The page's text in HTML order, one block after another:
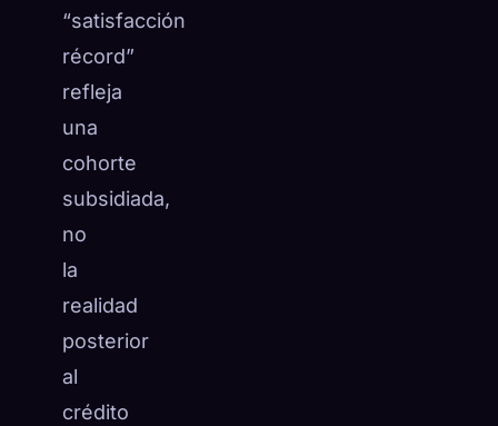
“satisfacción
récord”
refleja
una
cohorte
subsidiada,
no
la
realidad
posterior
al
crédito